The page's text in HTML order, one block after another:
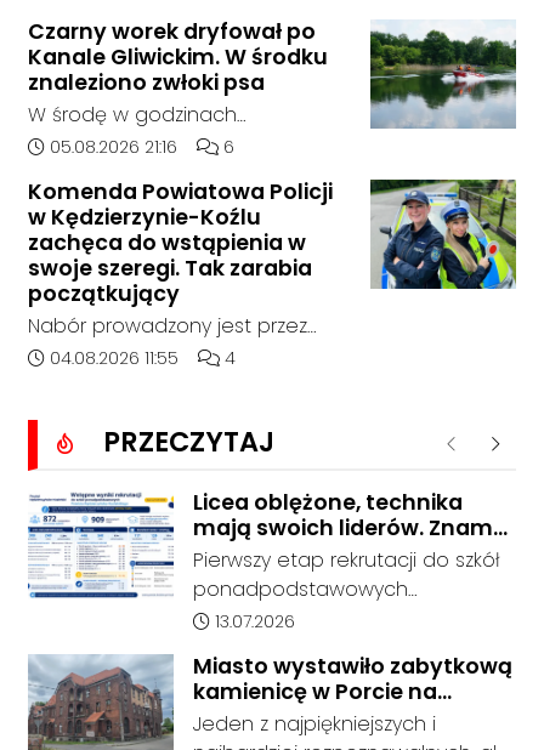
14:30 na drodze wojewódzkiej nr
408 pomiędzy Starym Koźlem a
Bierawą.
Czarny worek dryfował po
Kanale Gliwickim. W środku
znaleziono zwłoki psa
W środę w godzinach
popołudniowych służby zostały
Gliwicki po zgłoszeniu od
zaniepokojonego świadka.
Osoba zgłaszająca zauważyła
unoszący się na wodzie czarny
worek, którego zawartość
wzbudziła jej niepokój.
Data dodania artykułu:
05.08.2026 21:16 Liczba komentarzy artykułu:
6
Komenda Powiatowa Policji
w Kędzierzynie-Koźlu
zachęca do wstąpienia w
swoje szeregi. Tak zarabia
początkujący
Nabór prowadzony jest przez
cały rok, a dokumenty można
elektronicznie. Początkujący
funkcjonariusz może otrzymywać
od 5311 do 6530 zł netto, zależnie
od wieku, etapu szkolenia i
miejsca służby.
Data dodania artykułu:
04.08.2026 11:55 Liczba komentarzy artykułu:
4
PRZECZYTAJ Poprzednie
Licea oblężone, technika
mają swoich liderów. Znamy
wstępne wyniki rekrutacji do
szkół w powiecie
Pierwszy etap rekrutacji do szkół
ponadpodstawowych
prowadzonych przez Powiat
coraz wyraźniejsze preferencje
tegorocznych absolwentów szkół
podstawowych. Dane dotyczą
Data dodania artykułu:
13.07.2026
Miasto wystawiło zabytkową
kamienicę w Porcie na
sprzedaż. W dawnym hotelu
mają powstać mieszkania
Jeden z najpiękniejszych i